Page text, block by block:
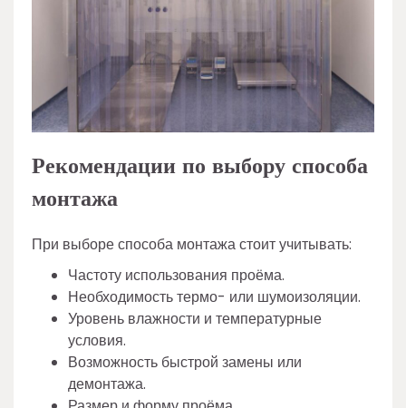
Рекомендации по выбору способа
монтажа
При выборе способа монтажа стоит учитывать:
Частоту использования проёма.
Необходимость термо- или шумоизоляции.
Уровень влажности и температурные
условия.
Возможность быстрой замены или
демонтажа.